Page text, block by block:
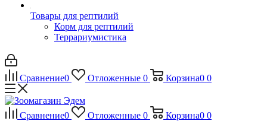
Товары для рептилий
Корм для рептилий
Террариумистика
Сравнение0 Отложенные 0 Корзина0 0
Сравнение0 Отложенные 0 Корзина0 0